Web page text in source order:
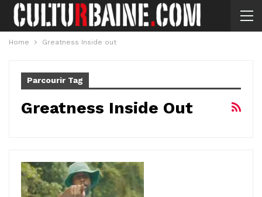
Home Greatness Inside out
Parcourir Tag
Greatness Inside Out